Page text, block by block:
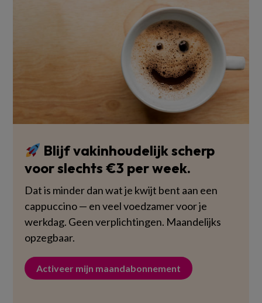
Blijf vakinhoudelijk scherp
voor slechts €3 per week.
Dat is minder dan wat je kwijt bent aan een
cappuccino — en veel voedzamer voor je
werkdag. Geen verplichtingen. Maandelijks
opzegbaar.
Activeer mijn maandabonnement